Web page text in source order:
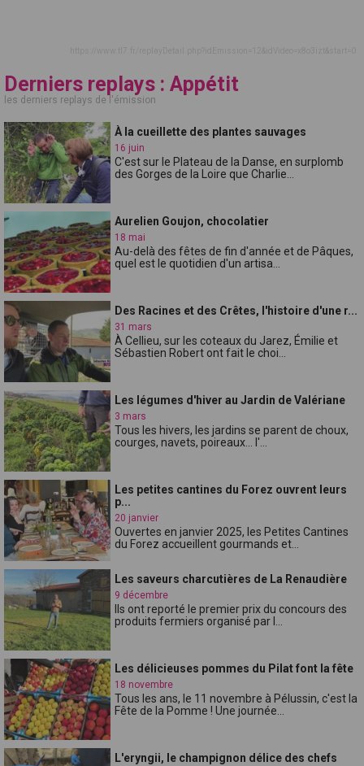
Derniers replays : Appétit
les derniers replays de l'émission
À la cueillette des plantes sauvages
16 juin
C'est sur le Plateau de la Danse, en surplomb
des Gorges de la Loire que Charlie...
Aurelien Goujon, chocolatier
18 mai
Au-delà des fêtes de fin d'année et de Pâques,
quel est le quotidien d'un artisa...
Des Racines et des Crêtes, l'histoire d'une r...
31 mars
À Cellieu, sur les coteaux du Jarez, Émilie et
Sébastien Robert ont fait le choi...
Les légumes d'hiver au Jardin de Valériane
3 mars
Tous les hivers, les jardins se parent de choux,
courges, navets, poireaux... l'...
Les petites cantines du Forez ouvrent leurs
p...
20 janvier
Ouvertes en janvier 2025, les Petites Cantines
du Forez accueillent gourmands et...
Les saveurs charcutières de La Renaudière
9 décembre
Ils ont reporté le premier prix du concours des
produits fermiers organisé par l...
Les délicieuses pommes du Pilat font la fête
18 novembre
Tous les ans, le 11 novembre à Pélussin, c'est la
Fête de la Pomme ! Une journée...
L'eryngii, le champignon délice des chefs